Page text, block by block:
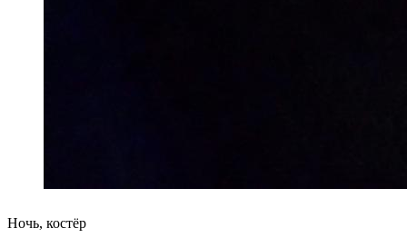
Ночь, костёр